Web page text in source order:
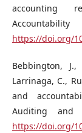
accounting
https://doi.org/
Bebbington,
Larrinaga, C.,
and
Auditing and
https://doi.org/